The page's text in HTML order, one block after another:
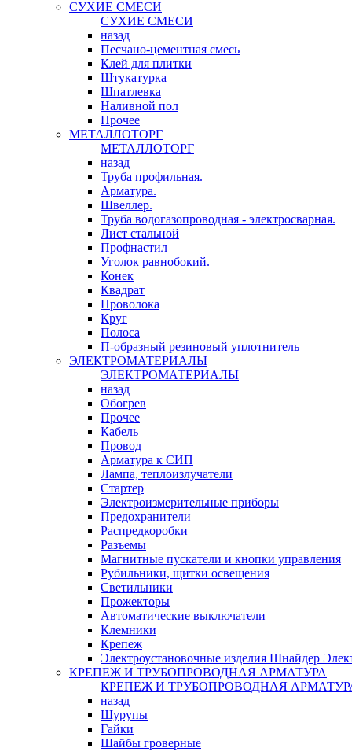
СУХИЕ СМЕСИ
СУХИЕ СМЕСИ
назад
Песчано-цементная смесь
Клей для плитки
Штукатурка
Шпатлевка
Наливной пол
Прочее
МЕТАЛЛОТОРГ
МЕТАЛЛОТОРГ
назад
Труба профильная.
Арматура.
Швеллер.
Труба водогазопроводная - электросварная.
Лист стальной
Профнастил
Уголок равнобокий.
Конек
Квадрат
Проволока
Круг
Полоса
П-образный резиновый уплотнитель
ЭЛЕКТРОМАТЕРИАЛЫ
ЭЛЕКТРОМАТЕРИАЛЫ
назад
Обогрев
Прочее
Кабель
Провод
Арматура к СИП
Лампа, теплоизлучатели
Стартер
Электроизмерительные приборы
Предохранители
Распредкоробки
Разъемы
Магнитные пускатели и кнопки управления
Рубильники, щитки освещения
Светильники
Прожекторы
Автоматические выключатели
Клемники
Крепеж
Электроустановочные изделия Шнайдер
КРЕПЕЖ И ТРУБОПРОВОДНАЯ АРМАТУРА
КРЕПЕЖ И ТРУБОПРОВОДНАЯ
назад
Шурупы
Гайки
Шайбы гроверные